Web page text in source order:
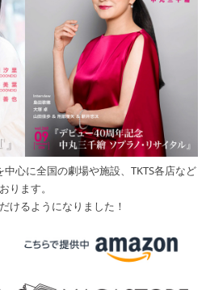
心に全国の劇場や施設、TKTS各店など
ります。
けるようになりました！